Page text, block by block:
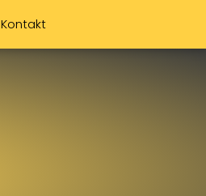
Kontakt